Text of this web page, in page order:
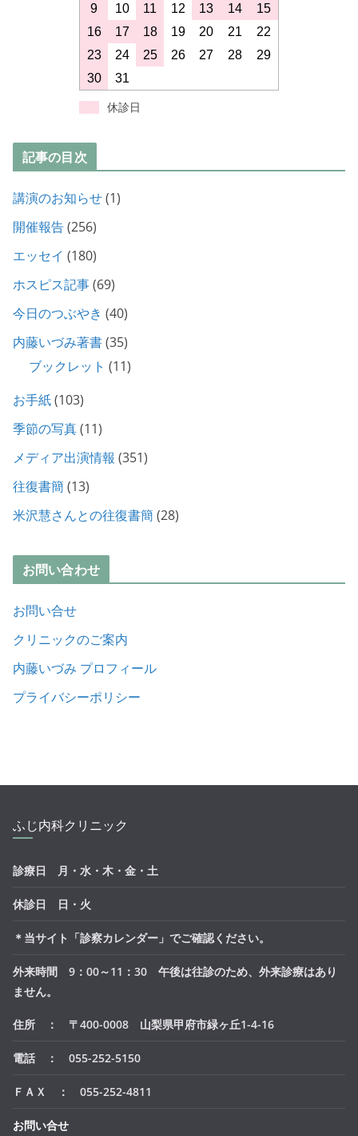
9
10 11 12 13 14
15
16
17 18 19 20 21
22
23
24 25 26 27 28
29
30
31
休診日
記事の目次
講演のお知らせ(1)
開催報告(256)
エッセイ (180)
ホスピス記事(69)
今日のつぶやき (40)
内藤いづみ著書(35)
ブックレット (11)
お手紙(103)
季節の写真(11)
メディア出演情報 (351)
往復書簡 (13)
米沢慧さんとの往復書簡 (28)
お問い合わせ
お問い合せ
クリニックのご案内
内藤いづみ プロフィール
プライバシーポリシー
ふじ内科クリニック
診療日 月・水・木・金・土
休診日 日・火
＊当サイト「診察カレンダー」でご確認ください。
外来時間 9：00～11：30 午後は往診のため、外来診療はあり
ません。
住所 ： 〒400-0008 山梨県甲府市緑ヶ丘1-4-16
電話 ： 055-252-5150
ＦＡＸ ： 055-252-4811
お問い合せ